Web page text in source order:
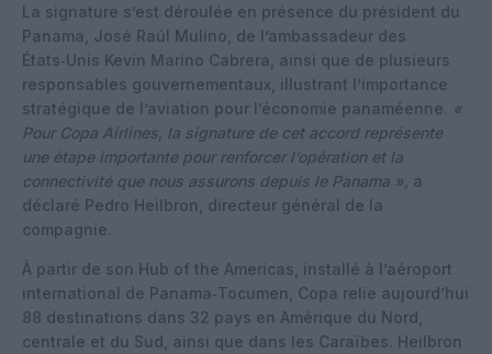
La signature s’est déroulée en présence du président du
Panama, José Raúl Mulino, de l’ambassadeur des
États‑Unis Kevin Marino Cabrera, ainsi que de plusieurs
responsables gouvernementaux, illustrant l’importance
stratégique de l’aviation pour l’économie panaméenne. «
Pour Copa Airlines, la signature de cet accord représente
une étape importante pour renforcer l’opération et la
connectivité que nous assurons depuis le Panama », a
déclaré Pedro Heilbron, directeur général de la
compagnie.
À partir de son Hub of the Americas, installé à l’aéroport
international de Panama‑Tocumen, Copa relie aujourd’hui
88 destinations dans 32 pays en Amérique du Nord,
centrale et du Sud, ainsi que dans les Caraïbes. Heilbron